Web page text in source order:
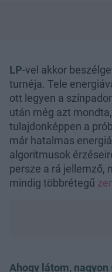
LP-vel akkor
turnéja. Tele
ott legyen a
után még azt
tulajdonképpen a
már hatalmas
algoritmusok
persze a rá jellemző,
mindig többrétegű
Ahogy látom,